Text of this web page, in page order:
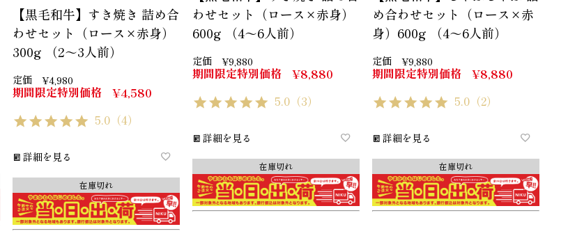
【黒毛和牛】すき焼き 詰め合
わせセット（ロース×赤身）
300g （2～3人前）
定価 ¥4,980
期間限定特別価格 ¥4,580
5.0 （4）
詳細を見る
在庫切れ
わせセット（ロース×赤身）
600g （4～6人前）
定価 ¥9,880
期間限定特別価格 ¥8,880
5.0 （3）
詳細を見る
在庫切れ
め合わせセット（ロース×赤
身）600g （4～6人前）
定価 ¥9,880
期間限定特別価格 ¥8,880
5.0 （2）
詳細を見る
在庫切れ